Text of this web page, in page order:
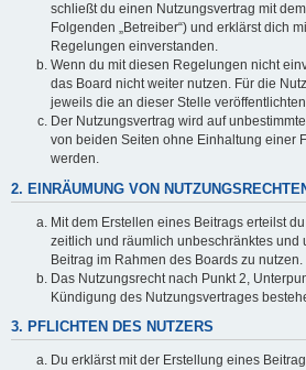
schließt du einen Nutzungsvertrag mit
Folgenden „Betreiber“) und erklärst dich
Regelungen einverstanden.
Wenn du mit diesen Regelungen nicht
das Board nicht weiter nutzen. Für die
jeweils die an dieser Stelle
Der Nutzungsvertrag wird auf
von beiden Seiten ohne Einhaltung einer
werden.
2. EINRÄUMUNG VON
Mit dem Erstellen eines Beitrags erteilst
zeitlich und räumlich unbeschränktes und
Beitrag im Rahmen des Boards zu nutzen.
Das Nutzungsrecht nach Punkt 2,
Kündigung des Nutzungsvertrages
3. PFLICHTEN DES NUTZERS
Du erklärst mit der Erstellung eines